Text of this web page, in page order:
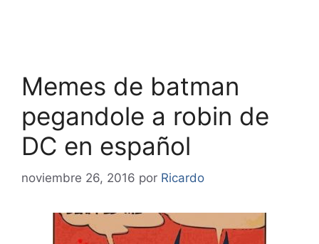
Memes de batman
pegandole a robin de
DC en español
noviembre 26, 2016 por Ricardo